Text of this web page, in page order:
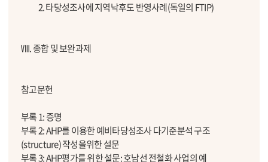
2. 타당성조사에 지역낙후도 반영사례(독일의 FTIP)
Ⅷ. 종합 및 보완과제
참고문헌
부록 1: 증명
부록 2: AHP를 이용한 예비타당성조사 다기준분석 구조
(structure) 작성을위한 설문
부록 3: AHP평가를 위한 설문: 호남선 전철화 사업의 예